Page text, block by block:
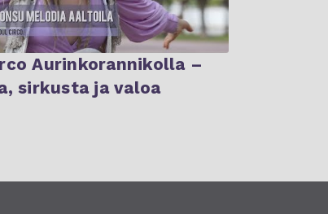
Aurinkorannikolla –
sirkusta ja valoa